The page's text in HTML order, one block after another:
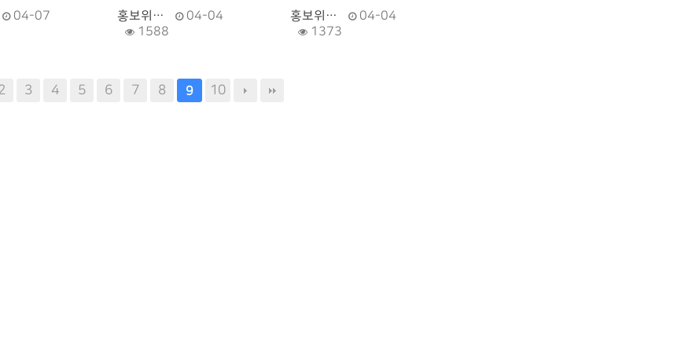
04-07
홍보위…
04-04
1588
홍보위…
04-04
1373
3 4 5 6 7 8 9 10